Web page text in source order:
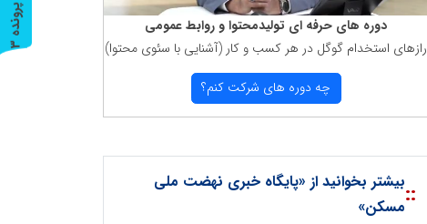
دوره های حرفه ای تولیدمحتوا و روابط عمومی
رازهای استخدام گوگل در هر كسب و كار (آشنایی با سئوی محتوا)
چه دوره های شركت كنم؟
::بیشتر بخوانید از «پایگاه خبری نهضت ملی
مسکن»
پ
ر
و
ن
د
ه
3